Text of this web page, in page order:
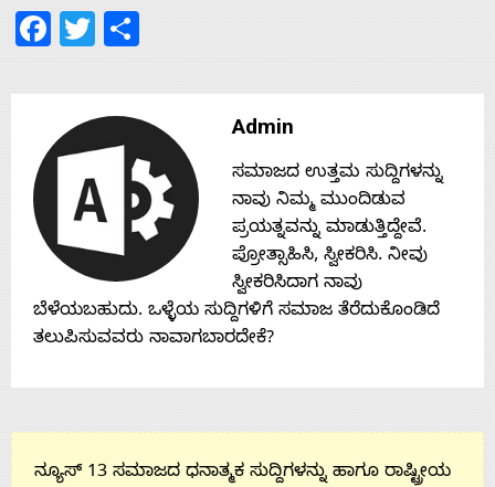
Facebook
Twitter
Admin
ಸಮಾಜದ ಉತ್ತಮ ಸುದ್ದಿಗಳನ್ನು
ನಾವು ನಿಮ್ಮ ಮುಂದಿಡುವ
ಪ್ರಯತ್ನವನ್ನು ಮಾಡುತ್ತಿದ್ದೇವೆ.
ಪ್ರೋತ್ಸಾಹಿಸಿ, ಸ್ವೀಕರಿಸಿ. ನೀವು
ಸ್ವೀಕರಿಸಿದಾಗ ನಾವು
ಬೆಳೆಯಬಹುದು. ಒಳ್ಳೆಯ ಸುದ್ದಿಗಳಿಗೆ ಸಮಾಜ ತೆರೆದುಕೊಂಡಿದೆ
ತಲುಪಿಸುವವರು ನಾವಾಗಬಾರದೇಕೆ?
ನ್ಯೂಸ್ 13 ಸಮಾಜದ ಧನಾತ್ಮಕ ಸುದ್ದಿಗಳನ್ನು ಹಾಗೂ ರಾಷ್ಟ್ರೀಯ